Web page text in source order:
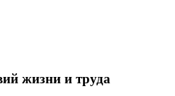
жизни и труда